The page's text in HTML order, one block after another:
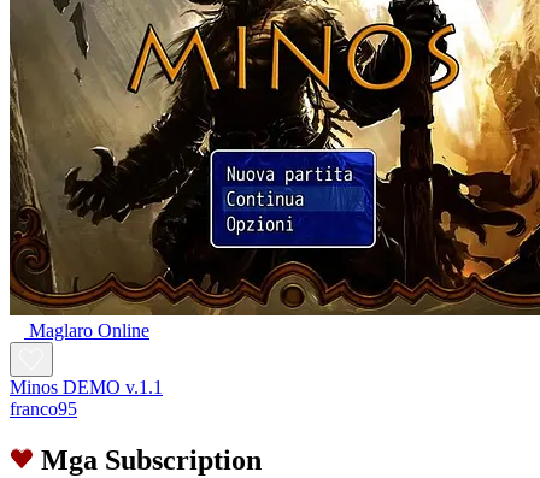
Maglaro Online
Minos DEMO v.1.1
franco95
Mga Subscription